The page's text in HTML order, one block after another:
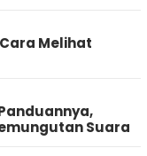
Melihat
Suara